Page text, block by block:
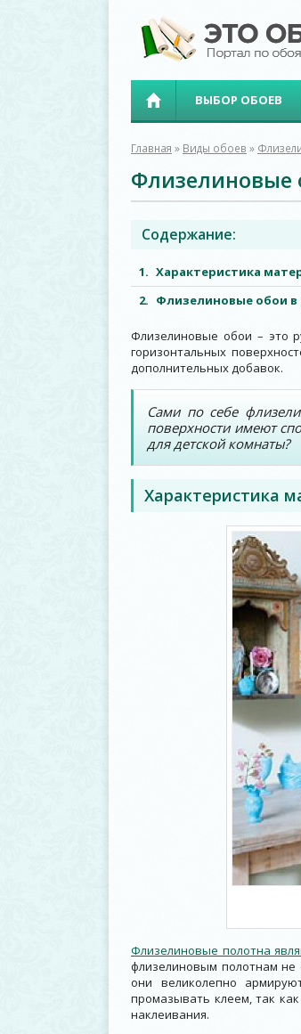
ВЫБОР ОБОЕВ
Главная » Виды обоев »
Флизелиновые
Содержание:
Характеристика
Флизелиновые обои в
Флизелиновые обои – это
горизонтальных
дополнительных добавок.
Сами по себе
поверхности имеют
для детской комнаты?
Характеристика
Флизелиновые полотна
флизелиновым полотнам не
они великолепно
промазывать клеем, так
наклеивания.